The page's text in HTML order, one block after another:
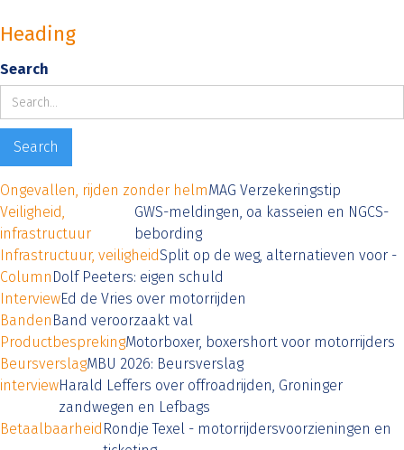
Heading
Search
Ongevallen, rijden zonder helmMAG Verzekeringstip
Veiligheid,
infrastructuur
GWS-meldingen, oa kasseien en NGCS-
bebording
Infrastructuur, veiligheidSplit op de weg, alternatieven voor -
Column Dolf Peeters: eigen schuld
InterviewEd de Vries over motorrijden
Banden Band veroorzaakt val
ProductbesprekingMotorboxer, boxershort voor motorrijders
BeursverslagMBU 2026: Beursverslag
interviewHarald Leffers over offroadrijden, Groninger
zandwegen en Lefbags
Betaalbaarheid Rondje Texel - motorrijdersvoorzieningen en